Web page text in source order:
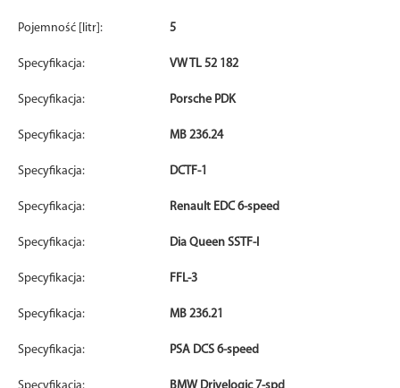
Pojemność [litr]: 5
Specyfikacja: VW TL 52 182
Specyfikacja: Porsche PDK
Specyfikacja: MB 236.24
Specyfikacja: DCTF-1
Specyfikacja: Renault EDC 6-speed
Specyfikacja: Dia Queen SSTF-I
Specyfikacja: FFL-3
Specyfikacja: MB 236.21
Specyfikacja: PSA DCS 6-speed